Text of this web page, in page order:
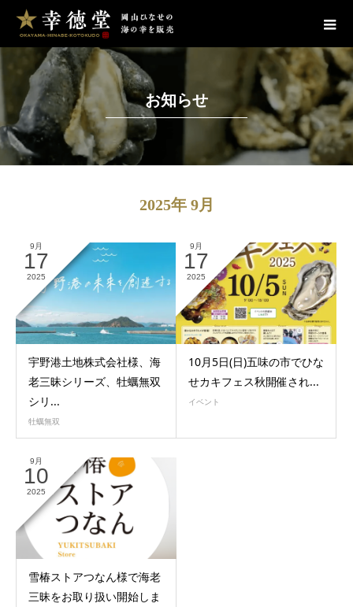
お知らせ
2025年 9月
9月
17
2025
宇野港土地株式会社様、海
老三昧シリーズ、牡蠣無双
シリ...
牡蠣無双
9月
17
2025
10月5日(日)五味の市でひな
せカキフェス秋開催され...
イベント
9月
10
2025
雪椿ストアつなん様で海老
三昧をお取り扱い開始しま